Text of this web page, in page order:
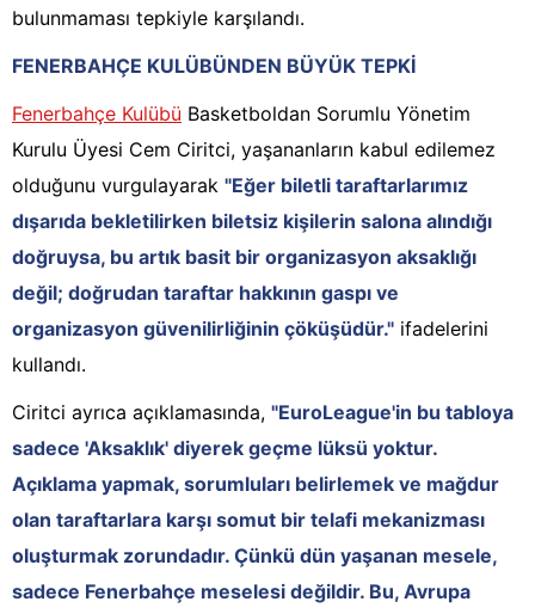
bulunmaması tepkiyle karşılandı.
FENERBAHÇE KULÜBÜNDEN BÜYÜK TEPKİ
Fenerbahçe Kulübü Basketboldan Sorumlu Yönetim
Kurulu Üyesi Cem Ciritci, yaşananların kabul edilemez
olduğunu vurgulayarak "Eğer biletli taraftarlarımız
dışarıda bekletilirken biletsiz kişilerin salona alındığı
doğruysa, bu artık basit bir organizasyon aksaklığı
değil; doğrudan taraftar hakkının gaspı ve
organizasyon güvenilirliğinin çöküşüdür." ifadelerini
kullandı.
Ciritci ayrıca açıklamasında, "EuroLeague'in bu tabloya
sadece 'Aksaklık' diyerek geçme lüksü yoktur.
Açıklama yapmak, sorumluları belirlemek ve mağdur
olan taraftarlara karşı somut bir telafi mekanizması
oluşturmak zorundadır. Çünkü dün yaşanan mesele,
sadece Fenerbahçe meselesi değildir. Bu, Avrupa